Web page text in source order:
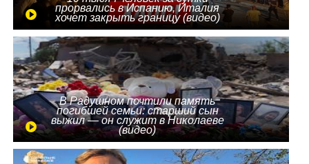
прорвались в Испанию, Италия
хочет закрыть границу (видео)
В Радушном почтили память
погибшей семьи: старший сын
выжил — он служит в Николаеве
(видео)